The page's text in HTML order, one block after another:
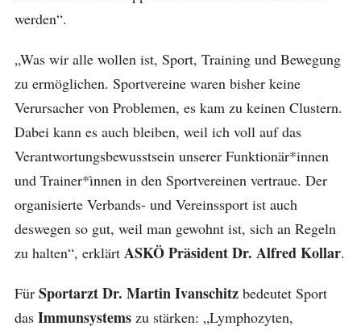
werden“.
„Was wir alle wollen ist, Sport, Training und Bewegung
zu ermöglichen. Sportvereine waren bisher keine
Verursacher von Problemen, es kam zu keinen Clustern.
Dabei kann es auch bleiben, weil ich voll auf das
Verantwortungsbewusstsein unserer Funktionär*innen
und Trainer*ìnnen in den Sportvereinen vertraue. Der
organisierte Verbands- und Vereinssport ist auch
deswegen so gut, weil man gewohnt ist, sich an Regeln
zu halten“, erklärt ASKÖ Präsident Dr. Alfred Kollar.
Für Sportarzt Dr. Martin Ivanschitzbedeutet Sport
dasImmunsystemszu stärken: „Lymphozyten,